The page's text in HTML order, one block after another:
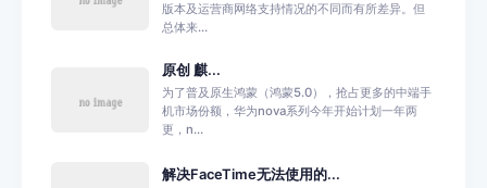
版本及运营商网络支持情况的不同而有所差异。但
总体来...
原创 麒...
为了普及原生鸿蒙（鸿蒙5.0），抢占更多的中端手
机市场份额，华为nova系列今年开始计划一年两
更，n...
解决FaceTime无法使用的...